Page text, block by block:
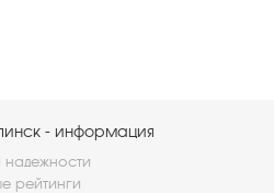
- информация
надежности
рейтинги